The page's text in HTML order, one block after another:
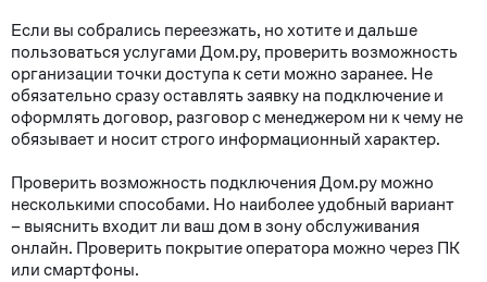
Если вы собрались переезжать, но хотите и дальше
пользоваться услугами Дом.ру, проверить возможность
организации точки доступа к сети можно заранее. Не
обязательно сразу оставлять заявку на подключение и
оформлять договор, разговор с менеджером ни к чему не
обязывает и носит строго информационный характер.
Проверить возможность подключения Дом.ру можно
несколькими способами. Но наиболее удобный вариант
– выяснить входит ли ваш дом в зону обслуживания
онлайн. Проверить покрытие оператора можно через ПК
или смартфоны.